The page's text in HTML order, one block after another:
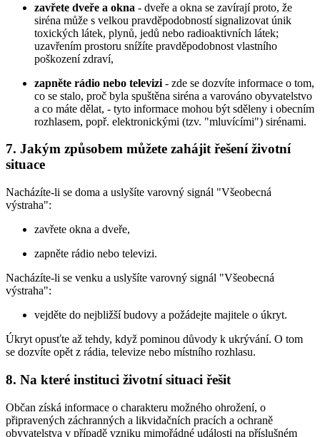
zavřete dveře a okna - dveře a okna se zavírají proto, že
siréna může s velkou pravděpodobností signalizovat únik
toxických látek, plynů, jedů nebo radioaktivních látek;
uzavřením prostoru snížíte pravděpodobnost vlastního
poškození zdraví,
zapněte rádio nebo televizi - zde se dozvíte informace o tom,
co se stalo, proč byla spuštěna siréna a varováno obyvatelstvo
a co máte dělat, - tyto informace mohou být sděleny i obecním
rozhlasem, popř. elektronickými (tzv. "mluvícími") sirénami.
7. Jakým způsobem můžete zahájit řešení životní
situace
Nacházíte-li se doma a uslyšíte varovný signál "Všeobecná
výstraha":
zavřete okna a dveře,
zapněte rádio nebo televizi.
Nacházíte-li se venku a uslyšíte varovný signál "Všeobecná
výstraha":
vejděte do nejbližší budovy a požádejte majitele o úkryt.
Úkryt opusťte až tehdy, když pominou důvody k ukrývání. O tom
se dozvíte opět z rádia, televize nebo místního rozhlasu.
8. Na které instituci životní situaci řešit
Občan získá informace o charakteru možného ohrožení, o
připravených záchranných a likvidačních pracích a ochraně
obyvatelstva v případě vzniku mimořádné události na příslušném